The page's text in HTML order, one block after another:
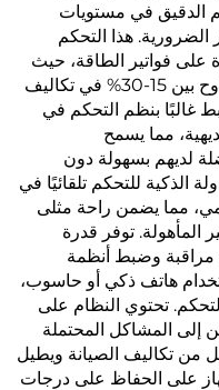
الدقيق في مستويات
الضرورية. هذا التحكم
على فواتير الطاقة، حيث
يبلغ المستخدمون عادةً تخفيضات تتراوح بين 15-30% في تكاليف
غالبًا بنظم التحكم في
مما يسمح
لديهم بسهولة دون
الذكية للتحكم تلقائيًا في
مما يضمن راحة مثلى
المأهولة. توفر قدرة
مراقبة وضبط أنظمة
هاتف ذكي أو حاسوب،
تحتوي النظام على
إلى المشاكل المحتملة
من تكاليف الصيانة ويطيل
على الحفاظ على درجات